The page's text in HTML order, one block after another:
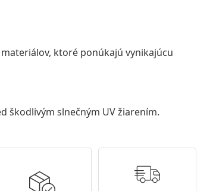
ktoré ponúkajú vynikajúcu
škodlivým slnečným UV žiarením.